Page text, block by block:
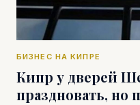
БИЗНЕС НА КИПРЕ
Кипр у дверей
праздновать, но